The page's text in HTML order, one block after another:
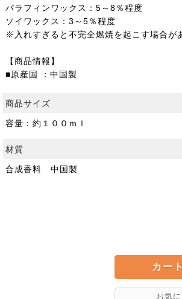
パラフィンワックス：5～8％程度
ソイワックス：3～5％程度
※入れすぎると不完全燃焼を起こす場合が
【商品情報】
■原産国 ：中国製
商品サイズ
容量：約１００ｍｌ
材質
合成香料 中国製